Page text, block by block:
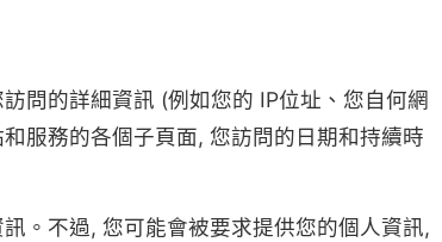
問的詳細資訊 (例如您的 IP位址、您自何網
服務的各個子頁面, 您訪問的日期和持續時
。不過, 您可能會被要求提供您的個人資訊,